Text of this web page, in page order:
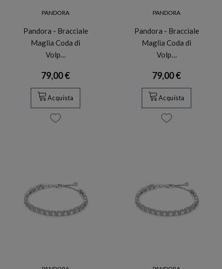
PANDORA
Pandora - Bracciale
Maglia Coda di
Volp…
79,00 €
Acquista
PANDORA
Pandora - Bracciale
Maglia Coda di
Volp…
79,00 €
Acquista